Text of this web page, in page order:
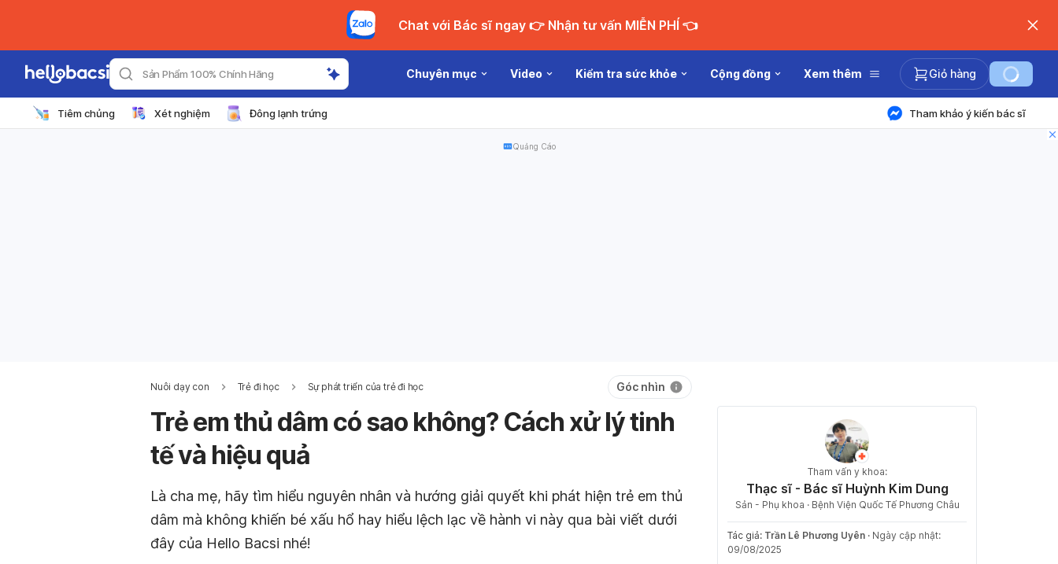
Chat với Bác sĩ ngay 👉 Nhận tư vấn MIỄN PHÍ 👈
Sản Phẩm 100% Chính Hãng Chuyên mục Video Kiểm tra sức khỏe Cộng đồng Xem thêm Giỏ hàng
Tiêm chủng Xét nghiệm Đông lạnh trứng Tham khảo ý kiến bác sĩ
Quảng Cáo
Nuôi dạy con Trẻ đi học Sự phát triển của trẻ đi học Góc nhìn
Trẻ em thủ dâm có sao không? Cách xử lý tinh
tế và hiệu quả
Là cha mẹ, hãy tìm hiểu nguyên nhân và hướng giải quyết khi phát hiện trẻ em thủ
dâm mà không khiến bé xấu hổ hay hiểu lệch lạc về hành vi này qua bài viết dưới
đây của Hello Bacsi nhé!
Tham vấn y khoa:
Thạc sĩ - Bác sĩ Huỳnh Kim Dung
Sản - Phụ khoa · Bệnh Viện Quốc Tế Phương Châu
Tác giả: Trần Lê Phương Uyên · Ngày cập nhật:
09/08/2025